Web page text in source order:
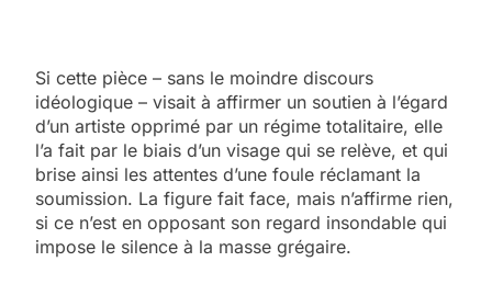
Si cette pièce – sans le moindre discours
idéologique – visait à affirmer un soutien à l’égard
d’un artiste opprimé par un régime totalitaire, elle
l’a fait par le biais d’un visage qui se relève, et qui
brise ainsi les attentes d’une foule réclamant la
soumission. La figure fait face, mais n’affirme rien,
si ce n’est en opposant son regard insondable qui
impose le silence à la masse grégaire.